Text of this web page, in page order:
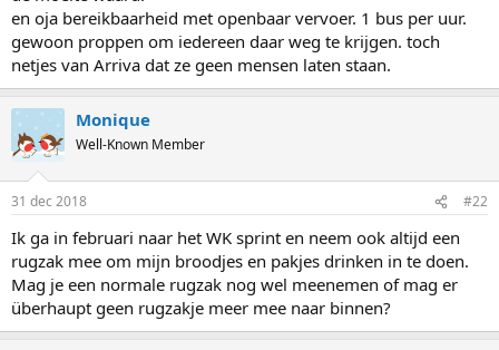
en oja bereikbaarheid met openbaar vervoer. 1 bus per uur.
gewoon proppen om iedereen daar weg te krijgen. toch
netjes van Arriva dat ze geen mensen laten staan.
Monique
Well-Known Member
31 dec 2018 #22
Ik ga in februari naar het WK sprint en neem ook altijd een
rugzak mee om mijn broodjes en pakjes drinken in te doen.
Mag je een normale rugzak nog wel meenemen of mag er
überhaupt geen rugzakje meer mee naar binnen?